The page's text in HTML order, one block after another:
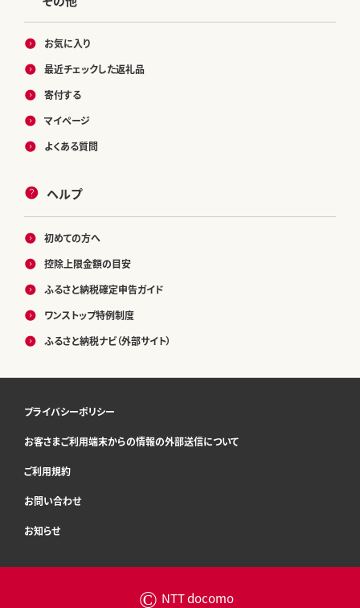
お気に入り
最近チェックした返礼品
寄付する
マイページ
よくある質問
ヘルプ
初めての方へ
控除上限金額の目安
ふるさと納税確定申告ガイド
ワンストップ特例制度
ふるさと納税ナビ（外部サイト）
プライバシーポリシー
お客さまご利用端末からの情報の外部送信について
ご利用規約
お問い合わせ
お知らせ
© NTT docomo